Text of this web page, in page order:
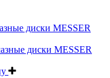
диски MESSER
диски MESSER